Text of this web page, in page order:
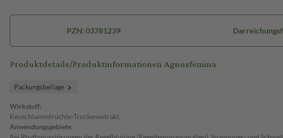
PZN: 03781239
Produktdetails/Produktinformationen Agnusfemina
Packungsbeilage
Wirkstoff:
Keuschlammfrüchte-Trockenextrakt.
Anwendungsgebiete: